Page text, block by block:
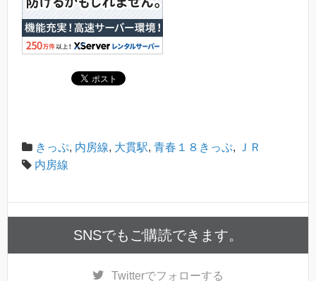
きっぷ, 内房線, 大貫駅, 青春１８きっぷ,
ＪＲ
内房線
SNSでもご購読できます。
Twitterでフォローする